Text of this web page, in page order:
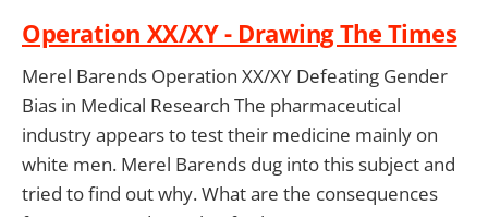
Operation XX/XY - Drawing The Times
Merel Barends Operation XX/XY Defeating Gender
Bias in Medical Research The pharmaceutical
industry appears to test their medicine mainly on
white men. Merel Barends dug into this subject and
tried to find out why. What are the consequences